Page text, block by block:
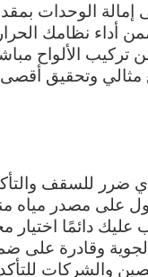
أداء نظامك
الألواح
مثالي وتحقيق
ضرر للسقف
مصدر مياه
عليك دائمًا اختيار
وقادرة على
والشركات